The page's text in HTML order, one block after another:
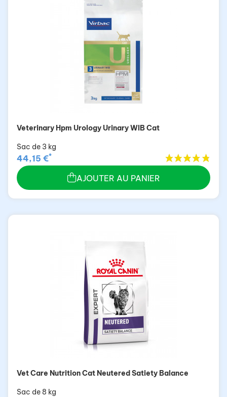
Veterinary Hpm Urology Urinary WIB Cat
Sac de 3 kg
44,15 €*
AJOUTER AU PANIER
Vet Care Nutrition Cat Neutered Satiety Balance
Sac de 8 kg